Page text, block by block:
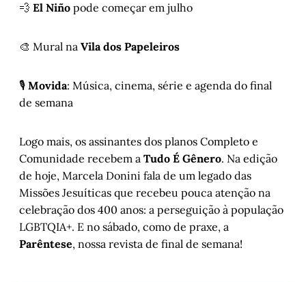
💨 El Niño pode começar em julho
🎨 Mural na Vila dos Papeleiros
🎙️ Movida: Música, cinema, série e agenda do final
de semana
Logo mais, os assinantes dos planos Completo e
Comunidade recebem a Tudo É Gênero. Na edição
de hoje, Marcela Donini fala de um legado das
Missões Jesuíticas que recebeu pouca atenção na
celebração dos 400 anos: a perseguição à população
LGBTQIA+. E no sábado, como de praxe, a
Parêntese, nossa revista de final de semana!